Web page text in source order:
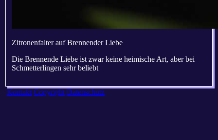
Zitronenfalter auf Brennender Liebe
Die Brennende Liebe ist zwar keine heimische Art, aber bei
Schmetterlingen sehr beliebt
Kontakt Copyright Datenschutz